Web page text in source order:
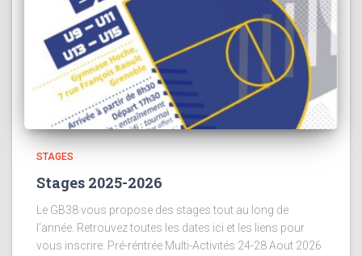
STAGES
Stages 2025-2026
Le GB38 vous propose des stages tout au long de
l’année. Retrouvez toutes les dates ici et les liens pour
vous inscrire. Pré-réntrée Multi-Activités 24-28 Aout 2026